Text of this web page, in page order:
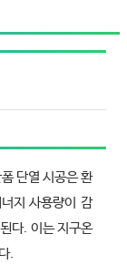
단열 시공은 환
지 사용량이 감
다. 이는 지구온
.